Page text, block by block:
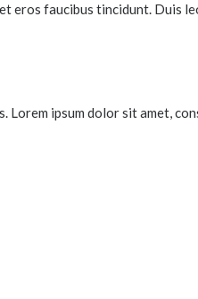
eros faucibus tincidunt. Duis
Lorem ipsum dolor sit amet,